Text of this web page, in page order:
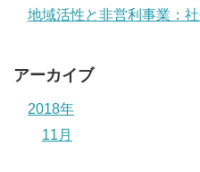
地域活性と非営利事業：
アーカイブ
2018年
11月